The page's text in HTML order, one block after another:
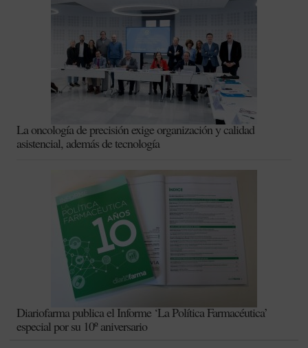
La oncología de precisión exige organización y calidad
asistencial, además de tecnología
Diariofarma publica el Informe ‘La Política Farmacéutica’
especial por su 10º aniversario